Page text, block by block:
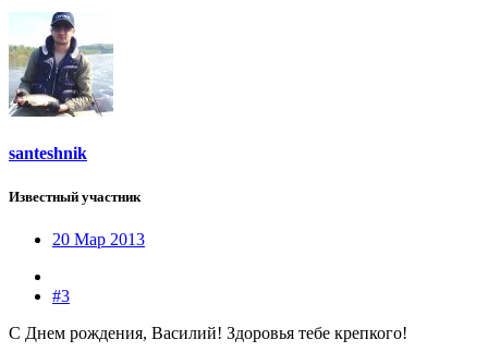
santeshnik
Известный участник
20 Мар 2013
#3
С Днем рождения, Василий! Здоровья тебе крепкого!